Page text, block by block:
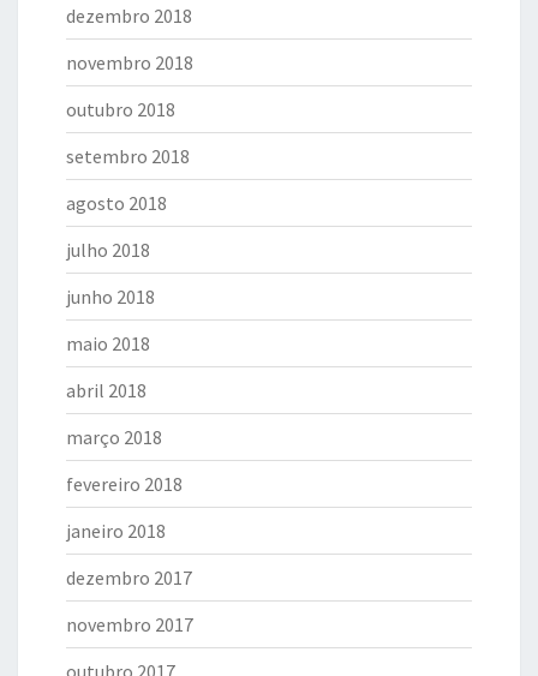
dezembro 2018
novembro 2018
outubro 2018
setembro 2018
agosto 2018
julho 2018
junho 2018
maio 2018
abril 2018
março 2018
fevereiro 2018
janeiro 2018
dezembro 2017
novembro 2017